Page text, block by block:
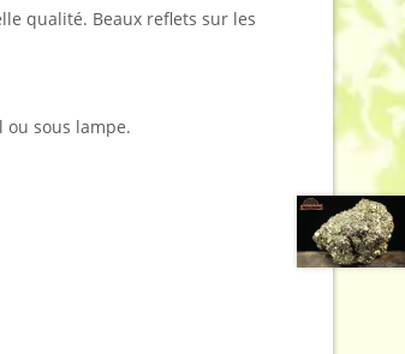
qualité. Beaux reflets sur les
ou sous lampe.